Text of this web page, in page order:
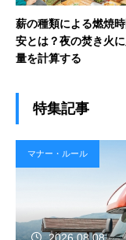
薪の種類による燃焼時
安とは？夜の焚き火
量を計算する
特集記事
マナー・ルール